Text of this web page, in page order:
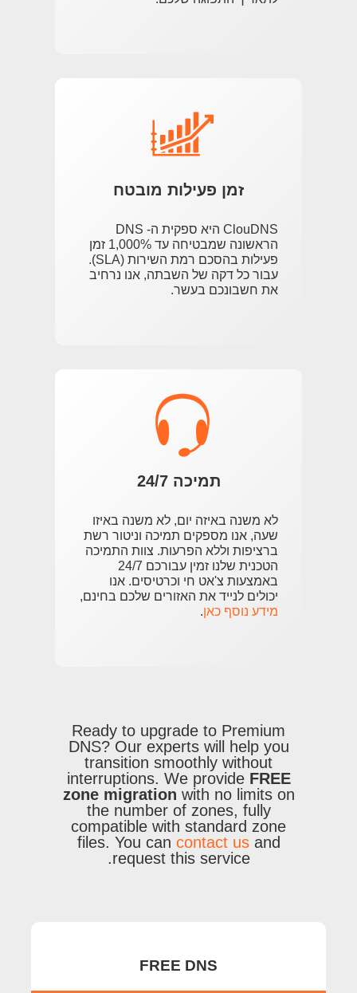
זמן פעילות מובטח
ClouDNS היא ספקית ה- DNS
הראשונה שמבטיחה עד 1,000% זמן
פעילות בהסכם רמת השירות (SLA).
עבור כל דקה של השבתה, אנו נרחיב
את חשבונכם בעשר.
תמיכה 24/7
לא משנה באיזה יום, לא משנה באיזו
שעה, אנו מספקים תמיכה וניטור רשת
ברציפות וללא הפרעות. צוות התמיכה
הטכנית שלנו זמין עבורכם 24/7
באמצעות צ'אט חי וכרטיסים. אנו
יכולים לנייד את האזורים שלכם בחינם,
מידע נוסף כאן
Ready to upgrade to Premium
DNS? Our experts will help you
transition smoothly without
interruptions. We provide FREE
zone migration with no limits on
the number of zones, fully
compatible with standard zone
files. You can contact usand
request this service.
FREE DNS